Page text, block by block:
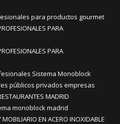
para productos gourmet
PARA
PARA
Sistema Monoblock
públicos privados empresas
MADRID
monoblock madrid
EN ACERO INOXIDABLE